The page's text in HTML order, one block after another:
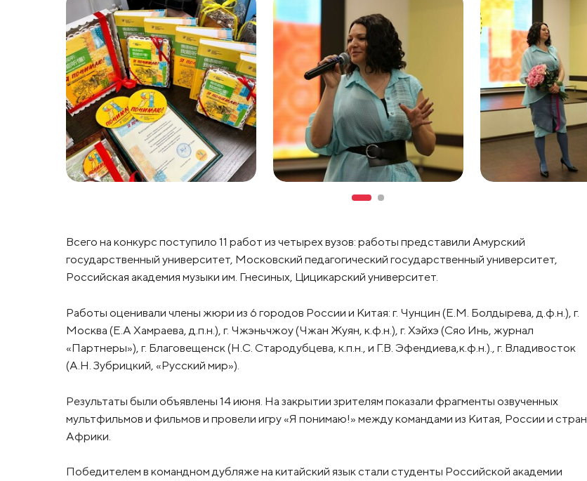
Всего на конкурс поступило 11 работ из четырех вузов: работы представили Амурский
государственный университет, Московский педагогический государственный университет,
Российская академия музыки им. Гнесиных, Цицикарский университет.
Работы оценивали члены жюри из 6 городов России и Китая: г. Чунцин (Е.М. Болдырева, д.ф.н.), г.
Москва (Е.А Хамраева, д.п.н.), г. Чжэньчжоу (Чжан Жуян, к.ф.н.), г. Хэйхэ (Сяо Инь, журнал
«Партнеры»), г. Благовещенск (Н.С. Стародубцева, к.п.н., и Г.В. Эфендиева,к.ф.н.)., г. Владивосток
(А.Н. Зубрицкий, «Русский мир»).
Результаты были объявлены 14 июня. На закрытии зрителям показали фрагменты озвученных
мультфильмов и фильмов и провели игру «Я понимаю!» между командами из Китая, России и стран
Африки.
Победителем в командном дубляже на китайский язык стали студенты Российской академии